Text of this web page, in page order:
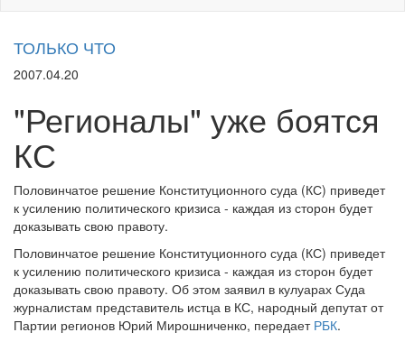
ТОЛЬКО ЧТО
2007.04.20
"Регионалы" уже боятся
КС
Половинчатое решение Конституционного суда (КС) приведет
к усилению политического кризиса - каждая из сторон будет
доказывать свою правоту.
Половинчатое решение Конституционного суда (КС) приведет
к усилению политического кризиса - каждая из сторон будет
доказывать свою правоту. Об этом заявил в кулуарах Суда
журналистам представитель истца в КС, народный депутат от
Партии регионов Юрий Мирошниченко, передает РБК.